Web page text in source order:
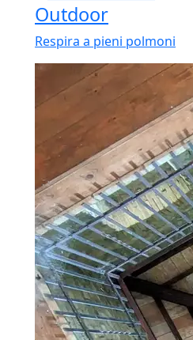
Outdoor
Respira a pieni polmoni